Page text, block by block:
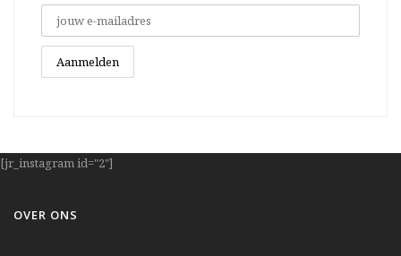
[jr_instagram id="2"]
OVER ONS